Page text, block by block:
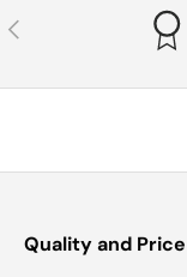
Anterior
Quality and Price